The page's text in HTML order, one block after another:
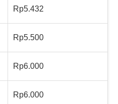
Rp5.432
Rp5.500
Rp6.000
Rp6.000